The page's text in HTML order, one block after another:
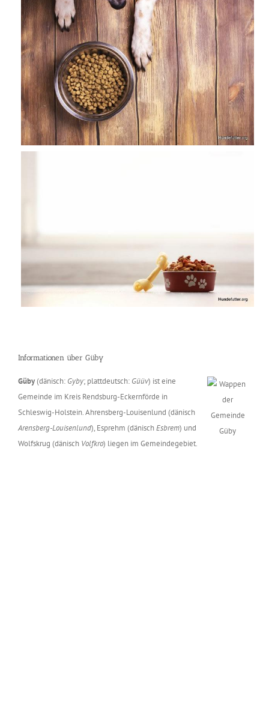
Informationen über Güby
Güby(dänisch: Gyby; plattdeutsch: Güüv) ist eine
Gemeinde im Kreis Rendsburg-Eckernförde in
Schleswig-Holstein. Ahrensberg-Louisenlund (dänisch
Arensberg-Louisenlund), Esprehm (dänischEsbrem) und
Wolfskrug (dänisch Volfkro) liegen im Gemeindegebiet.